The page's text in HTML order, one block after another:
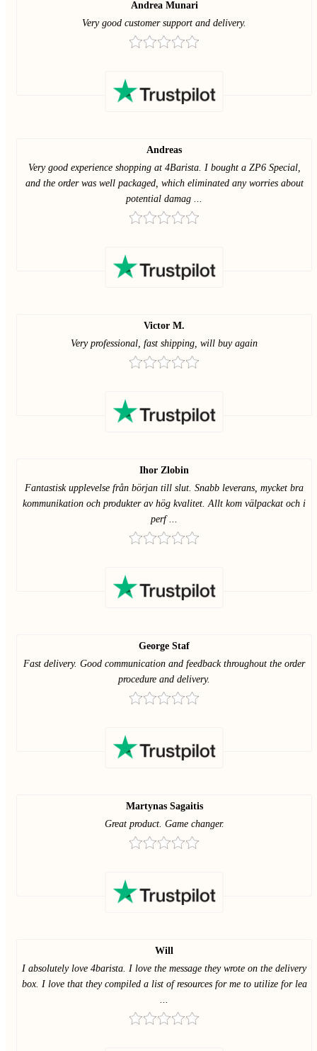
Andrea Munari
Very good customer support and delivery.
Andreas
Very good experience shopping at 4Barista. I bought a ZP6 Special,
and the order was well packaged, which eliminated any worries about
potential damag ...
Victor M.
Very professional, fast shipping, will buy again
Ihor Zlobin
Fantastisk upplevelse från början till slut. Snabb leverans, mycket bra
kommunikation och produkter av hög kvalitet. Allt kom välpackat och i
perf ...
George Staf
Fast delivery. Good communication and feedback throughout the order
procedure and delivery.
Martynas Sagaitis
Great product. Game changer.
Will
I absolutely love 4barista. I love the message they wrote on the delivery
box. I love that they compiled a list of resources for me to utilize for lea
...